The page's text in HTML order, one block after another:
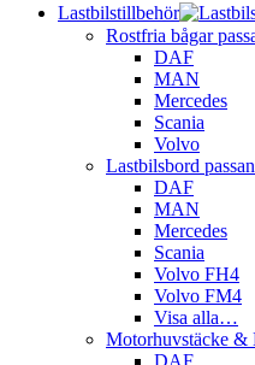
Lastbilstillbehör
Rostfria bågar
DAF
MAN
Mercedes
Scania
Volvo
Lastbilsbord
DAF
MAN
Mercedes
Scania
Volvo FH4
Volvo FM4
Visa alla…
Motorhuvstäcke &
DAF